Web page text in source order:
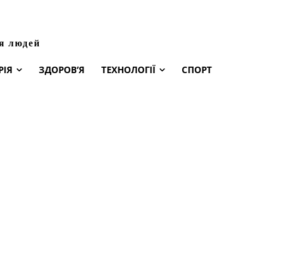
людей
ЗДОРОВ’Я ТЕХНОЛОГІЇ СПОРТ